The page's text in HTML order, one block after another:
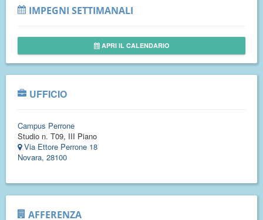
IMPEGNI SETTIMANALI
APRI IL CALENDARIO
UFFICIO
Campus Perrone
Studio n. T09, III Piano
Via Ettore Perrone 18
Novara, 28100
AFFERENZA